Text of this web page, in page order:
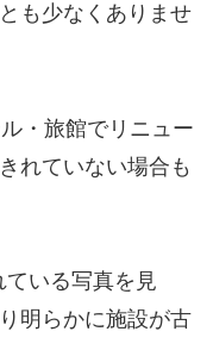
も少なくありませ
・旅館でリニュー
れていない場合も
いる写真を見
明らかに施設が古